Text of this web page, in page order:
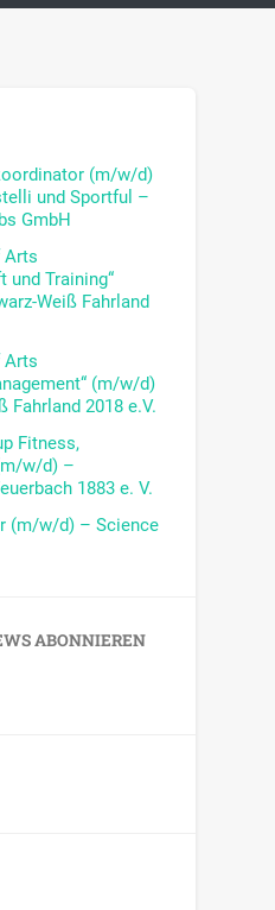
(m/w/d)
und Sportful –
GmbH
Arts
und Training“
Weiß Fahrland
Arts
(m/w/d)
Fahrland 2018 e.V.
Fitness,
w/d) –
1883 e. V.
(m/w/d) – Science
ABONNIEREN